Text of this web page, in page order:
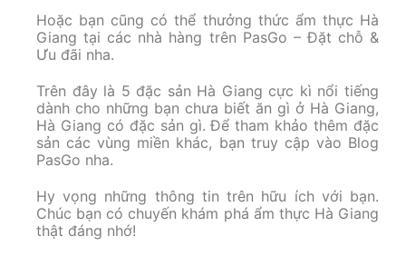
Hoặc bạn cũng có thể thưởng thức ẩm thực Hà
Giang tại các nhà hàng trên PasGo – Đặt chỗ &
Ưu đãi nha.
Trên đây là 5 đặc sản Hà Giang cực kì nổi tiếng
dành cho những bạn chưa biết ăn gì ở Hà Giang,
Hà Giang có đặc sản gì. Để tham khảo thêm đặc
sản các vùng miền khác, bạn truy cập vào Blog
PasGo nha.
Hy vọng những thông tin trên hữu ích với bạn.
Chúc bạn có chuyến khám phá ẩm thực Hà Giang
thật đáng nhớ!